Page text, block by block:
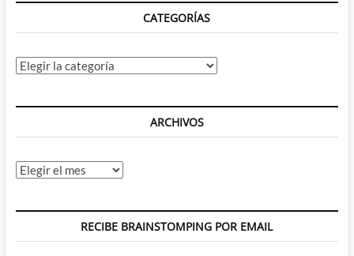
CATEGORÍAS
Categorías
ARCHIVOS
Archivos
RECIBE BRAINSTOMPING POR EMAIL